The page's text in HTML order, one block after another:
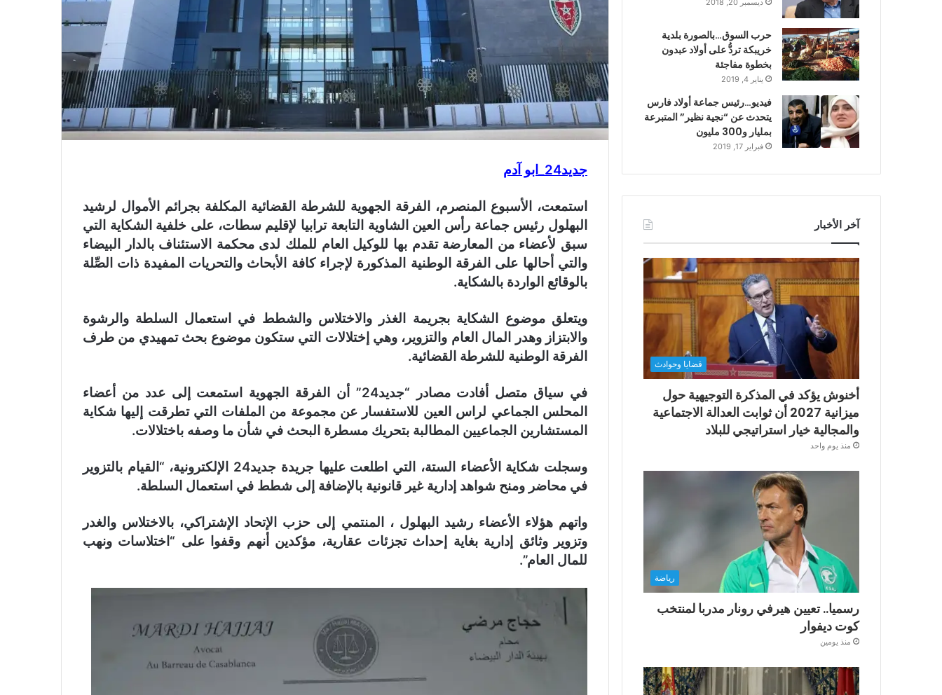
جديد24_ابو آدم
استمعت، الأسبوع المنصرم، الفرقة الجهوية للشرطة القضائية المكلفة بجرائم الأموال لرشيد
البهلول رئيس جماعة رأس العين الشاوية التابعة ترابيا لإقليم سطات، على خلفية الشكاية التي
سبق لأعضاء من المعارضة تقدم بها للوكيل العام للملك لدى محكمة الاستئناف بالدار البيضاء
والتي أحالها على الفرقة الوطنية المذكورة لإجراء كافة الأبحاث والتحريات المفيدة ذات الصِّلة
بالوقائع الواردة بالشكاية.
ويتعلق موضوع الشكاية بجريمة الغذر والاختلاس والشطط في استعمال السلطة والرشوة
والابتزاز وهدر المال العام والتزوير، وهي إختلالات التي ستكون موضوع بحث تمهيدي من طرف
الفرقة الوطنية للشرطة القضائية.
في سياق متصل أفادت مصادر “جديد24” أن الفرقة الجهوية استمعت إلى عدد من أعضاء
المحلس الجماعي لراس العين للاستفسار عن مجموعة من الملفات التي تطرقت إليها شكاية
المستشارين الجماعيين المطالبة بتحريك مسطرة البحث في شأن ما وصفه باختلالات.
وسجلت شكاية الأعضاء الستة، التي اطلعت عليها جريدة جديد24 الإلكترونية، “القيام بالتزوير
في محاضر ومنح شواهد إدارية غير قانونية بالإضافة إلى شطط في استعمال السلطة.
واتهم هؤلاء الأعضاء رشيد البهلول ، المنتمي إلى حزب الإتحاد الإشتراكي، بالاختلاس والغدر
وتزوير وثائق إدارية بغاية إحداث تجزئات عقارية، مؤكدين أنهم وقفوا على “اختلاسات ونهب
للمال العام”.
حرب السوق…بالصورة بلدية
خريبكة تردُّ على أولاد عبدون
بخطوة مفاجئة
يناير 4, 2019
فيديو…رئيس جماعة أولاد فارس
يتحدث عن “نجية نظير” المتبرعة
بمليار و300 مليون
فبراير 17, 2019
آخر الأخبار
قضايا وحوادث
أخنوش يؤكد في المذكرة التوجيهية حول
ميزانية 2027 أن ثوابت العدالة الاجتماعية
والمجالية خيار استراتيجي للبلاد
منذ يوم واحد
رياضة
رسميا.. تعيين هيرفي رونار مدربا لمنتخب
كوت ديفوار
منذ يومين